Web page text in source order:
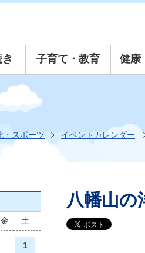
子育て・教育 健康
・スポーツ イベントカレンダー
八幡山の
金 土
1